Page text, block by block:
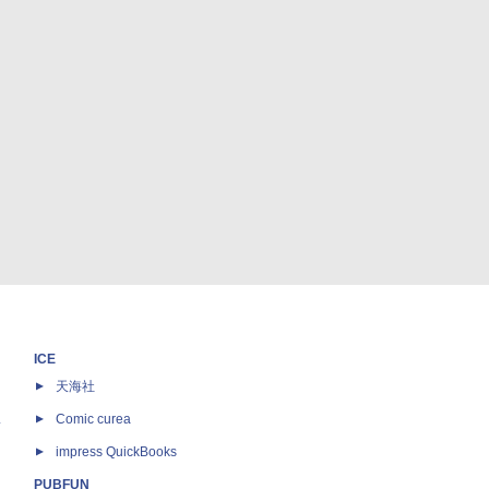
ICE
天海社
Comic curea
impress QuickBooks
PUBFUN